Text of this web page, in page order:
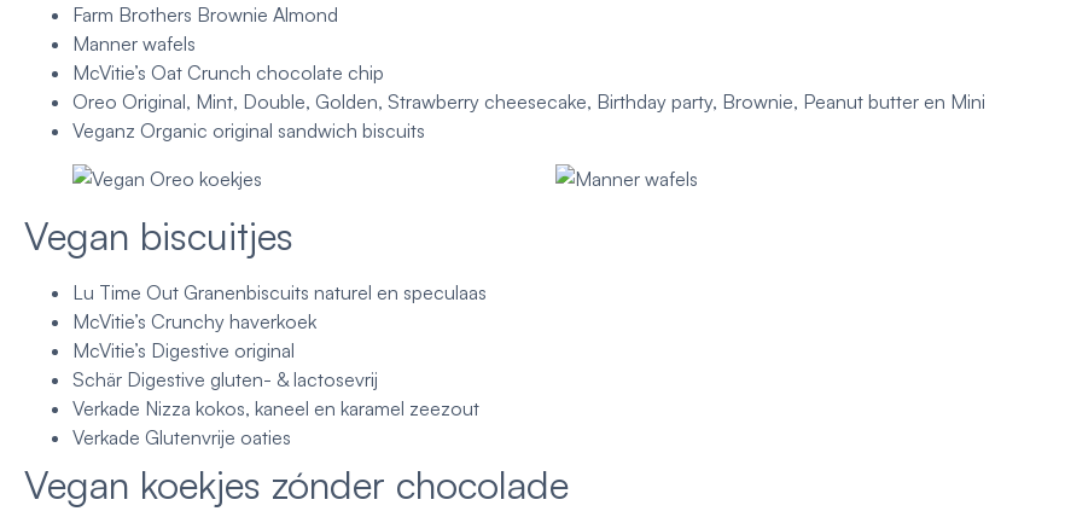
Farm Brothers Brownie Almond
Manner wafels
McVitie’s Oat Crunch chocolate chip
Oreo Original, Mint, Double, Golden, Strawberry cheesecake, Birthday party, Brownie, Peanut butter en Mini
Veganz Organic original sandwich biscuits
Vegan biscuitjes
Lu Time Out Granenbiscuits naturel en speculaas
McVitie’s Crunchy haverkoek
McVitie’s Digestive original
Schär Digestive gluten- & lactosevrij
Verkade Nizza kokos, kaneel en karamel zeezout
Verkade Glutenvrije oaties
Vegan koekjes zónder chocolade